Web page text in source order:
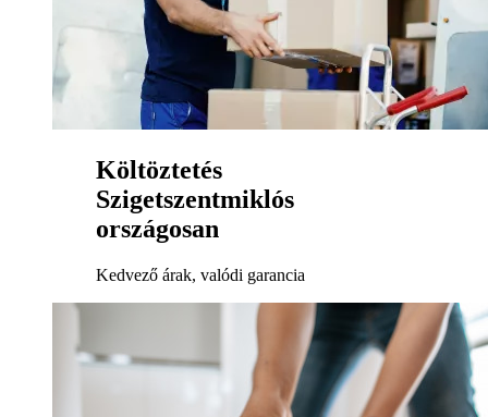
Költöztetés
Szigetszentmiklós
országosan
Kedvező árak, valódi garancia